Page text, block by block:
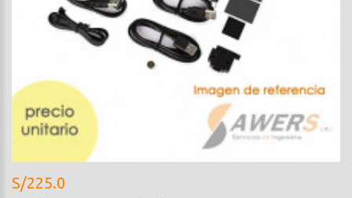
S/225.0